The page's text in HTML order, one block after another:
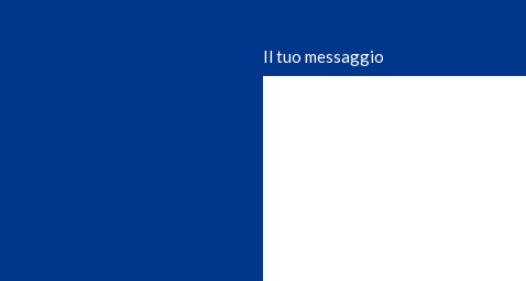
Il tuo messaggio